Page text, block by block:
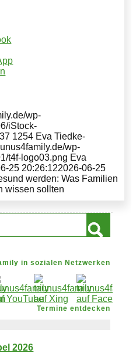
wp-
iStock-
1254 Eva Tiedke-
wp-
t4f-logo03.png Eva
25 20:26:122026-06-25
werden: Was Familien
wissen sollten
in sozialen Netzwerken
Termine entdecken
2026